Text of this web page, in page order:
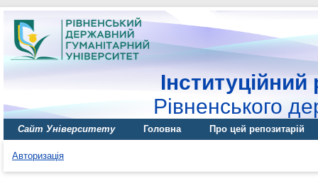
Інституційний
Рівненського
Сайт Університету Головна Про цей репозитарій
Авторизація